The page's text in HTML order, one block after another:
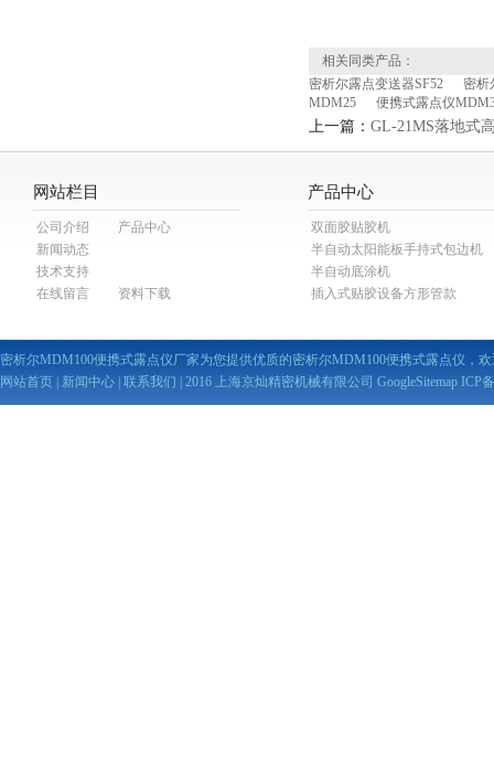
相关同类产品：
密析尔露点变送器SF52
密析
MDM25
便携式露点仪
上一篇： GL-21MS落地式
网站栏目
公司介绍
产品中心
新闻动态
技术支持
在线留言
资料下载
产品中心
双面胶贴胶机
半自动太阳能板手持式包边机
半自动底涂机
插入式贴胶设备方形管款
密析尔MDM100便携式露点仪厂家为您提供优质的密析尔MDM100便携式露点仪，
网站首页
新闻中心 联系我们 | 2016 上海京灿精密机械有限公司 GoogleSitemap ICP